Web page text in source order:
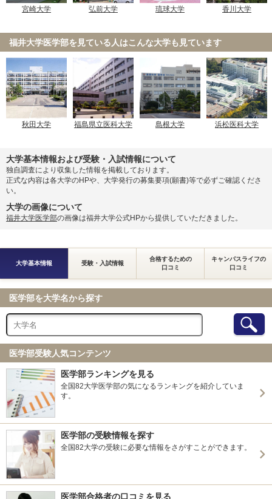
宮崎大学 弘前大学 琉球大学 香川大学
福井大学医学部を見ている人はこんな大学も見ています
秋田大学 福島県立医科大学 島根大学 浜松医科大学
大学基本情報および受験・入試情報について
独自調査により収集した情報を掲載しております。
正式な内容は各大学のHPや、大学発行の募集要項(願書)等で必ずご確認くださ
い。
大学の画像について
福井大学医学部の画像は福井大学公式HPから提供していただきました。
大学基本情報 受験・入試情報
合格するための
口コミ
キャンパスライフの
口コミ
医学部を大学名から探す
医学部受験人気コンテンツ
医学部ランキングを見る
全国82大学医学部の気になるランキングを紹介していま
す。
医学部の受験情報を探す
全国82大学の受験に必要な情報をさがすことができます。
医学部合格者の口コミを見る